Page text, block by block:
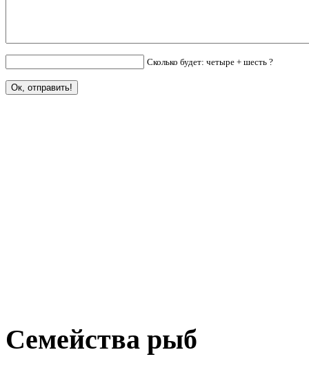
Сколько будет: четыре + шесть ?
Семейства рыб